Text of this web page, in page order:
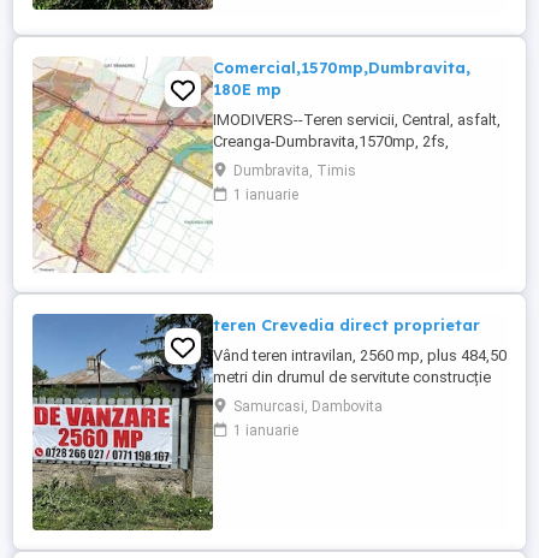
Comercial,1570mp,Dumbravita,
180E mp
IMODIVERS--Teren servicii, Central, asfalt,
Creanga-Dumbravita,1570mp, 2fs,
282.600E
Dumbravita, Timis
1 ianuarie
teren Crevedia direct proprietar
Vând teren intravilan, 2560 mp, plus 484,50
metri din drumul de servitute construcție
pe teren, utilități, ieșire la lac, stradal,
deschidere 19,47 m la strada, Zona este
liniștită, în apropiere este un Mega Image
Samurcasi, Dambovita
1 ianuarie